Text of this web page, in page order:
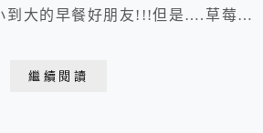
到大的早餐好朋友!!!但是….草莓口
繼續閱讀